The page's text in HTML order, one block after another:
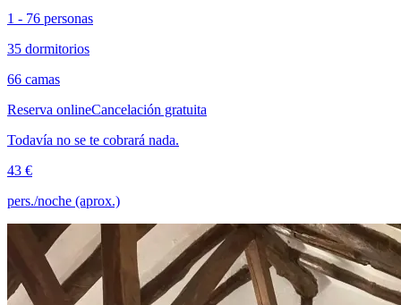
1 - 76 personas
35 dormitorios
66 camas
Reserva onlineCancelación gratuita
Todavía no se te cobrará nada.
43 €
pers./noche (aprox.)